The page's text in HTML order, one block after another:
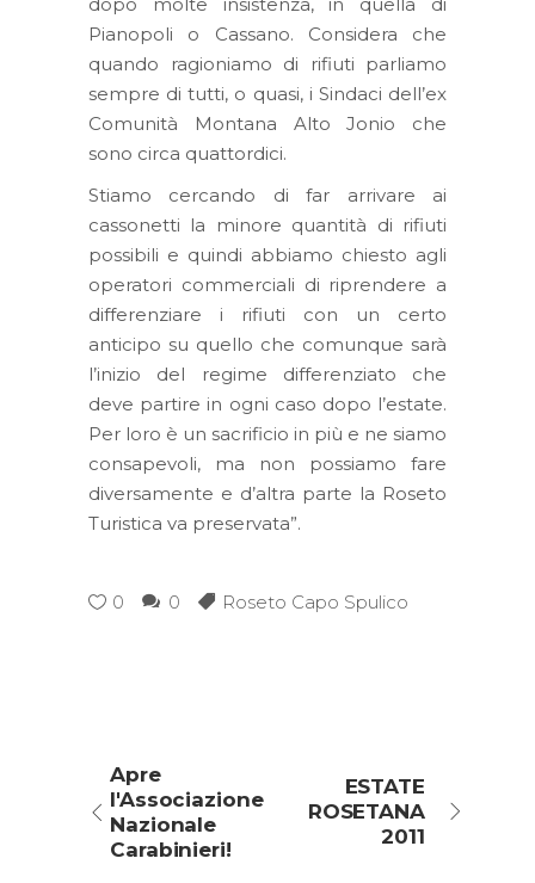
Pianopoli o Cassano. Considera che
quando ragioniamo di rifiuti parliamo
sempre di tutti, o quasi, i Sindaci dell’ex
Comunità Montana Alto Jonio che
sono circa quattordici.
Stiamo cercando di far arrivare ai
cassonetti la minore quantità di rifiuti
possibili e quindi abbiamo chiesto agli
operatori commerciali di riprendere a
differenziare i rifiuti con un certo
anticipo su quello che comunque sarà
l’inizio del regime differenziato che
deve partire in ogni caso dopo l’estate.
Per loro è un sacrificio in più e ne siamo
consapevoli, ma non possiamo fare
diversamente e d’altra parte la Roseto
Turistica va preservata”.
0 0 Roseto Capo Spulico
Apre
l'Associazione
Nazionale
Carabinieri!
ESTATE
ROSETANA
2011